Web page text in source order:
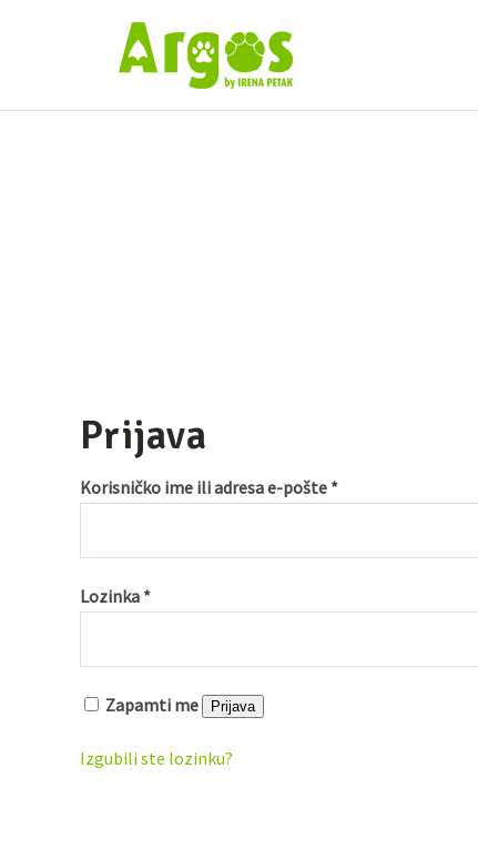
Prijava
Korisničko ime ili adresa e-pošte *
Lozinka *
Zapamti me Prijava
Izgubili ste lozinku?